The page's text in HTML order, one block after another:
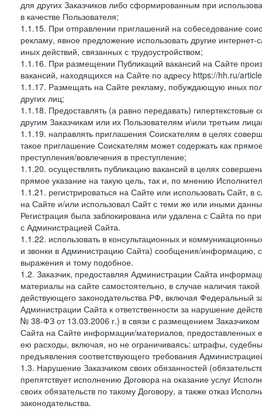
для других Заказчиков либо сформированным при
в качестве Пользователя;
1.1.15. При отправлении приглашений на собеседование
рекламу, явное предложение использовать другие
иных действий, связанных с трудоустройством;
1.1.16. При размещении Публикаций вакансий на Сайте
вакансий, находящихся на Сайте по адресу https://hh.ru/
1.1.17. Размещать на Сайте рекламу, побуждающую иных
других лиц;
1.1.18. Предоставлять (а равно передавать)
другим Заказчикам или их Пользователям и\или третьим
1.1.19. направлять приглашения Соискателям в целях
такое приглашение Соискателям может содержать как
преступления/вовлечения в преступление;
1.1.20. осуществлять публикацию вакансий в целях
прямое указание на такую цель, так и, по мнению
1.1.21. регистрироваться на Сайте или использовать Сайт,
на Сайте и/или использовал Сайт с теми же или иными
Регистрация была заблокирована или удалена с Сайта по
с Администрацией Сайта.
1.1.22. использовать в консультационных и
и звонки в Администрацию Сайта) сообщения/информацию,
выражения и тому подобное.
1.2. Заказчик, предоставляя Администрации Сайта
материалы на сайте самостоятельно, в случае наличия
действующего законодательства РФ, включая
Администрации Сайта к ответственности за нарушение
№ 38-ФЗ от 13.03.2006 г.) в связи с размещением
Сайта на Сайте информации/материалов, предоставленных
ею расходы, включая, но не ограничиваясь: штрафы,
предъявления соответствующего требования
1.3. Нарушение Заказчиком своих обязанностей
препятствует исполнению Договора на оказание услуг
своих обязательств по такому Договору, а также отказ
законодательства.